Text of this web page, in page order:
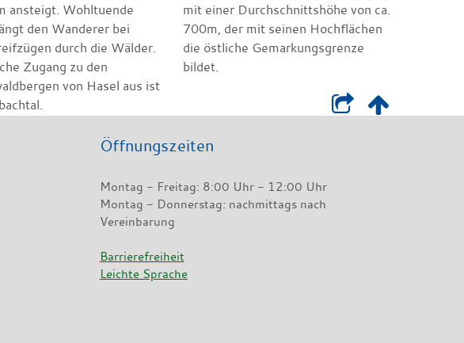
ansteigt. Wohltuende
den Wanderer bei
durch die Wälder.
Zugang zu den
von Hasel aus ist
mit einer Durchschnittshöhe von ca.
700m, der mit seinen Hochflächen
die östliche Gemarkungsgrenze
bildet.
Öffnungszeiten
Montag - Freitag: 8:00 Uhr - 12:00 Uhr
Montag - Donnerstag: nachmittags nach
Vereinbarung
Barrierefreiheit
Leichte Sprache